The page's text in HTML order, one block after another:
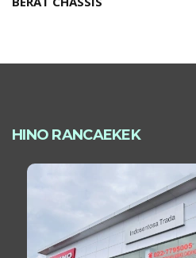
HINO RANCAEKEK